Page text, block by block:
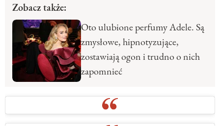
Zobacz także:
Oto ulubione perfumy Adele. Są
zmysłowe, hipnotyzujące,
zostawiają ogon i trudno o nich
zapomnieć